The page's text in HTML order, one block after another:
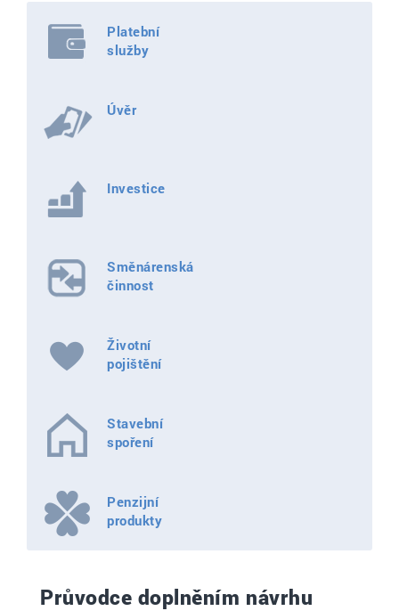
Platební
služby
Úvěr
Investice
Směnárenská
činnost
Životní
pojištění
Stavební
spoření
Penzijní
produkty
Průvodce doplněním návrhu